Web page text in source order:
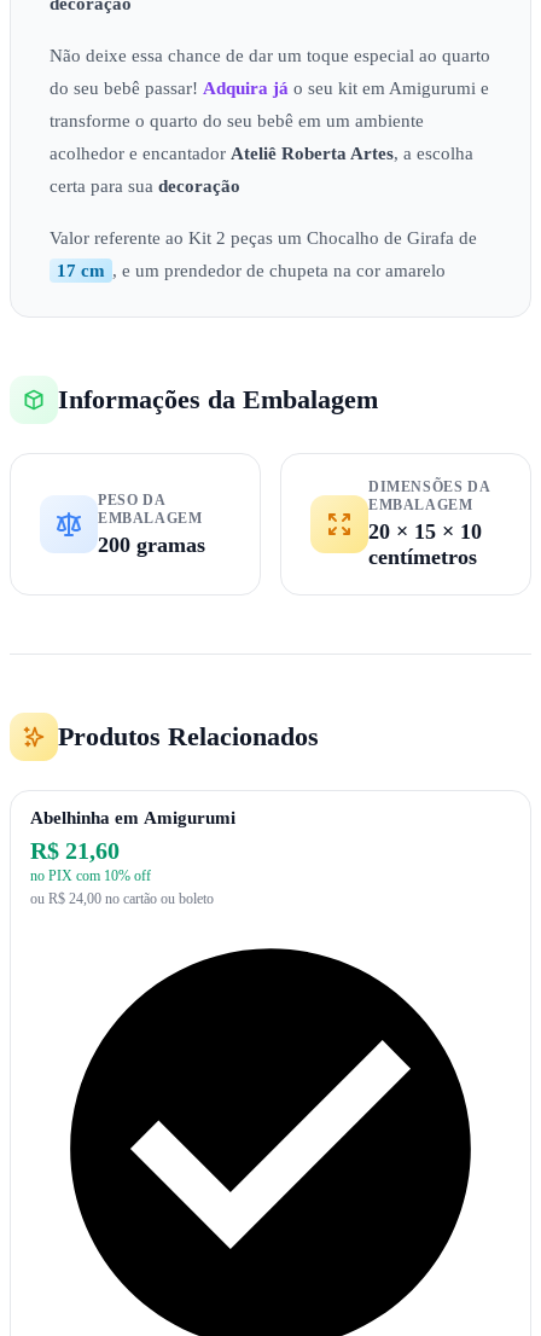
Não deixe essa chance de dar um toque especial ao quarto
do seu bebê passar! Adquira já o seu kit em Amigurumi e
transforme o quarto do seu bebê em um ambiente
acolhedor e encantador Ateliê Roberta Artes, a escolha
certa para sua decoração
Valor referente ao Kit 2 peças um Chocalho de Girafa de
17 cm , e um prendedor de chupeta na cor amarelo
Informações da Embalagem
PESO DA
EMBALAGEM
200 gramas
DIMENSÕES DA
EMBALAGEM
20 × 15 × 10
centímetros
Produtos Relacionados
Abelhinha em Amigurumi
R$ 21,60
no PIX com 10% off
ou R$ 24,00 no cartão ou boleto